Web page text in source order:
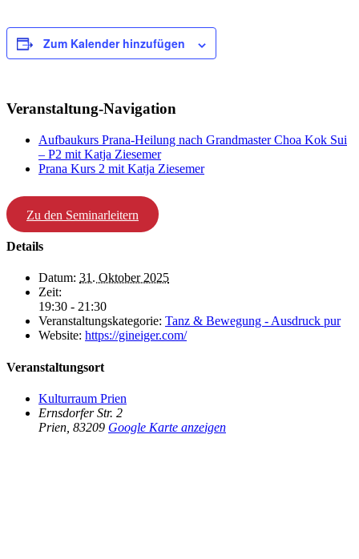
Zum Kalender hinzufügen
Veranstaltung-Navigation
Aufbaukurs Prana-Heilung nach Grandmaster Choa Kok Sui
– P2 mit Katja Ziesemer
Prana Kurs 2 mit Katja Ziesemer
Zu den Seminarleitern
Details
Datum: 31. Oktober 2025
Zeit:
19:30 - 21:30
Veranstaltungskategorie: Tanz & Bewegung - Ausdruck pur
Website: https://gineiger.com/
Veranstaltungsort
Kulturraum Prien
Ernsdorfer Str. 2
Prien 83209 Google Karte anzeigen